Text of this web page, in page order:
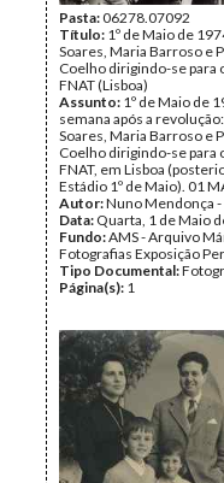
Pasta:06278.07092
Título: 1º de Maio de
Soares, Maria Barroso e
Coelho dirigindo-se para
FNAT (Lisboa)
Assunto: 1º de Maio de
semana após a
Soares, Maria Barroso e
Coelho dirigindo-se para
FNAT, em Lisboa
Estádio 1º de Maio). 01
Autor:Nuno Mendonça -
Data: Quarta, 1 de Maio
Fundo:AMS - Arquivo
Fotografias Exposição
Tipo Documental:
Página(s): 1